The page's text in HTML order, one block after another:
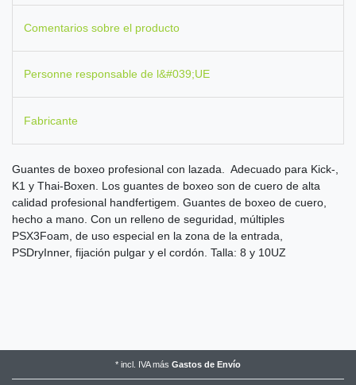
Comentarios sobre el producto
Personne responsable de l&#039;UE
Fabricante
Guantes de boxeo profesional con lazada. Adecuado para Kick-,
K1 y Thai-Boxen. Los guantes de boxeo son de cuero de alta
calidad profesional handfertigem. Guantes de boxeo de cuero,
hecho a mano. Con un relleno de seguridad, múltiples
PSX3Foam, de uso especial en la zona de la entrada,
PSDryInner, fijación pulgar y el cordón. Talla: 8 y 10UZ
* incl. IVAmás Gastos de Envío